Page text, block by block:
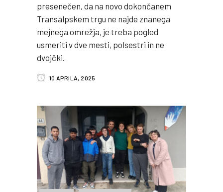
presenečen, da na novo dokončanem
Transalpskem trgu ne najde znanega
mejnega omrežja, je treba pogled
usmeriti v dve mesti, polsestri in ne
dvojčki.
10 APRILA, 2025